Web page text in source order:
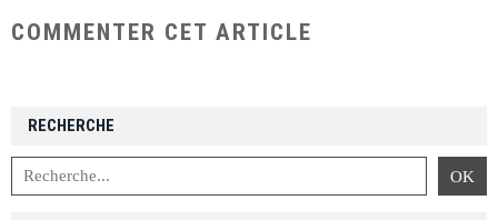
COMMENTER CET ARTICLE
RECHERCHE